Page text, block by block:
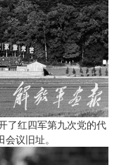
了红四军第九次党的代
议旧址。